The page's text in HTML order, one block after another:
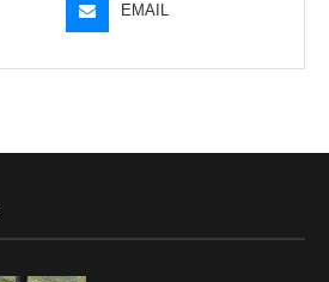
EMAIL